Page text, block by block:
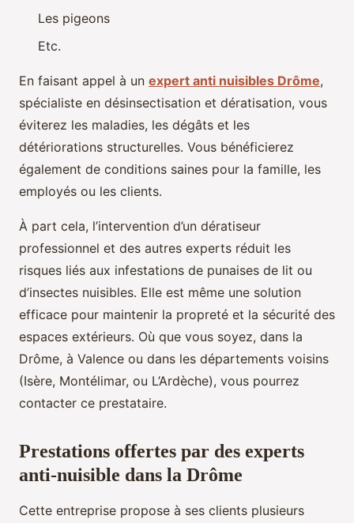
Les pigeons
Etc.
En faisant appel à un expert anti nuisibles Drôme,
spécialiste en désinsectisation et dératisation, vous
éviterez les maladies, les dégâts et les
détériorations structurelles. Vous bénéficierez
également de conditions saines pour la famille, les
employés ou les clients.
À part cela, l’intervention d’un dératiseur
professionnel et des autres experts réduit les
risques liés aux infestations de punaises de lit ou
d’insectes nuisibles. Elle est même une solution
efficace pour maintenir la propreté et la sécurité des
espaces extérieurs. Où que vous soyez, dans la
Drôme, à Valence ou dans les départements voisins
(Isère, Montélimar, ou L’Ardèche), vous pourrez
contacter ce prestataire.
Prestations offertes par des experts
anti-nuisible dans la Drôme
Cette entreprise propose à ses clients plusieurs